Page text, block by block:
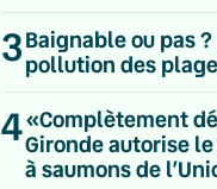
3Baignable ou pas
pollution des
4«Complètement
Gironde autorise
à saumons de